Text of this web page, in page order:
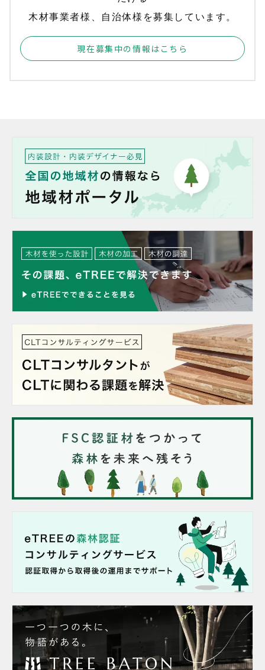
木材事業者様、自治体様を募集しています。
現在募集中の情報はこちら